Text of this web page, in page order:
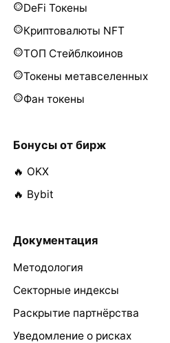
DeFi Токены
Криптовалюты NFT
ТОП Стейблкоинов
Токены метавселенных
Фан токены
Бонусы от бирж
🔥 OKX
🔥 Bybit
Документация
Методология
Секторные индексы
Раскрытие партнёрства
Уведомление о рисках